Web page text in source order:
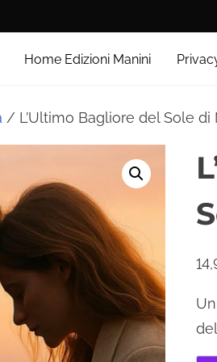
Home Edizioni Manini
/ L’Ultimo Bagliore del Sole di